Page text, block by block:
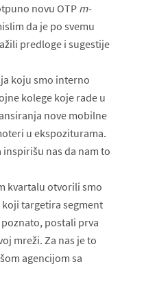
novu OTP m-
da je po svemu
predloge i sugestije
koju smo interno
kolege koje rade u
nove mobilne
u ekspoziturama.
nas da nam to
kvartalu otvorili smo
koji targetira segment
postali prva
mreži. Za nas je to
agencijom sa